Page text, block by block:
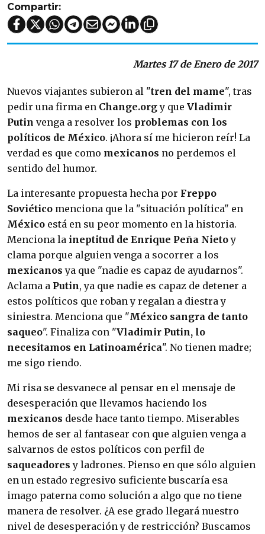
Compartir:
Martes 17 de Enero de 2017
Nuevos viajantes subieron al "tren del mame", tras
pedir una firma en Change.orgy que Vladimir
Putin venga a resolver los problemas con los
políticos de México. ¡Ahora sí me hicieron reír! La
verdad es que como mexicanos no perdemos el
sentido del humor.
La interesante propuesta hecha por Freppo
Soviético menciona que la "situación política" en
México está en su peor momento en la historia.
Menciona la ineptitud de Enrique Peña Nietoy
clama porque alguien venga a socorrer a los
mexicanos ya que "nadie es capaz de ayudarnos".
Aclama a Putin, ya que nadie es capaz de detener a
estos políticos que roban y regalan a diestra y
siniestra. Menciona que "México sangra de tanto
saqueo". Finaliza con "Vladimir Putin, lo
necesitamos en Latinoamérica". No tienen madre;
me sigo riendo.
Mi risa se desvanece al pensar en el mensaje de
desesperación que llevamos haciendo los
mexicanos desde hace tanto tiempo. Miserables
hemos de ser al fantasear con que alguien venga a
salvarnos de estos políticos con perfil de
saqueadores y ladrones. Pienso en que sólo alguien
en un estado regresivo suficiente buscaría esa
imago paterna como solución a algo que no tiene
manera de resolver. ¿A ese grado llegará nuestro
nivel de desesperación y de restricción? Buscamos